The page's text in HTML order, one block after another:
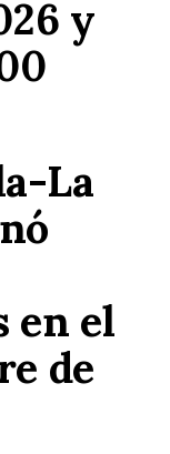
y
La
en el
de